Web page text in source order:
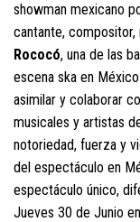
showman mexicano
cantante,
Rococó, una de las
escena ska en
asimilar y colaborar
musicales y artistas
notoriedad, fuerza y
del espectáculo en
espectáculo único,
Jueves 30 de Junio